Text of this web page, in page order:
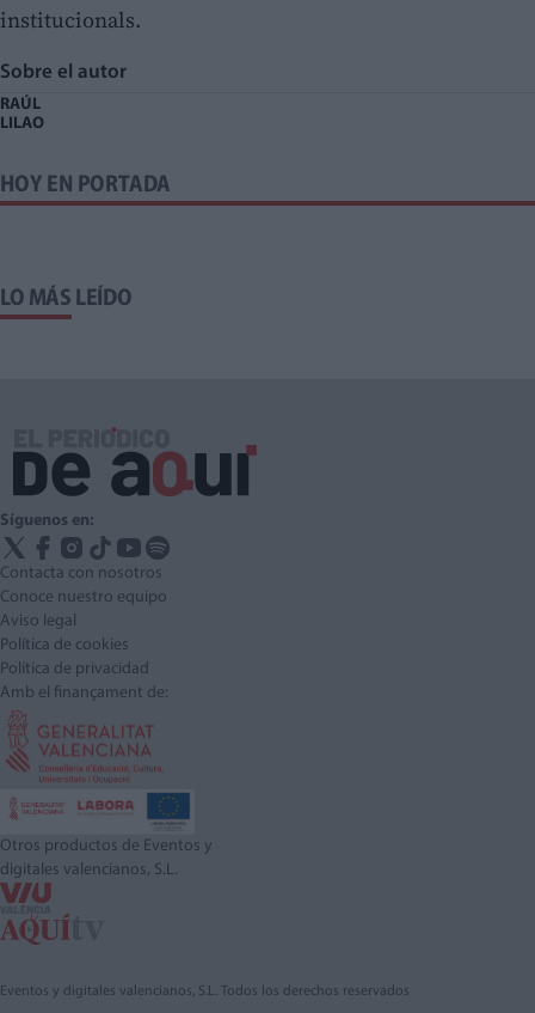
institucionals.
Sobre el autor
RAÚL
LILAO
HOY EN PORTADA
LO MÁS LEÍDO
Síguenos en:
Contacta con nosotros
Conoce nuestro equipo
Aviso legal
Política de cookies
Política de privacidad
Amb el finançament de:
Otros productos de Eventos y
digitales valencianos, S.L.
Eventos y digitales valencianos, S.L. Todos los derechos reservados